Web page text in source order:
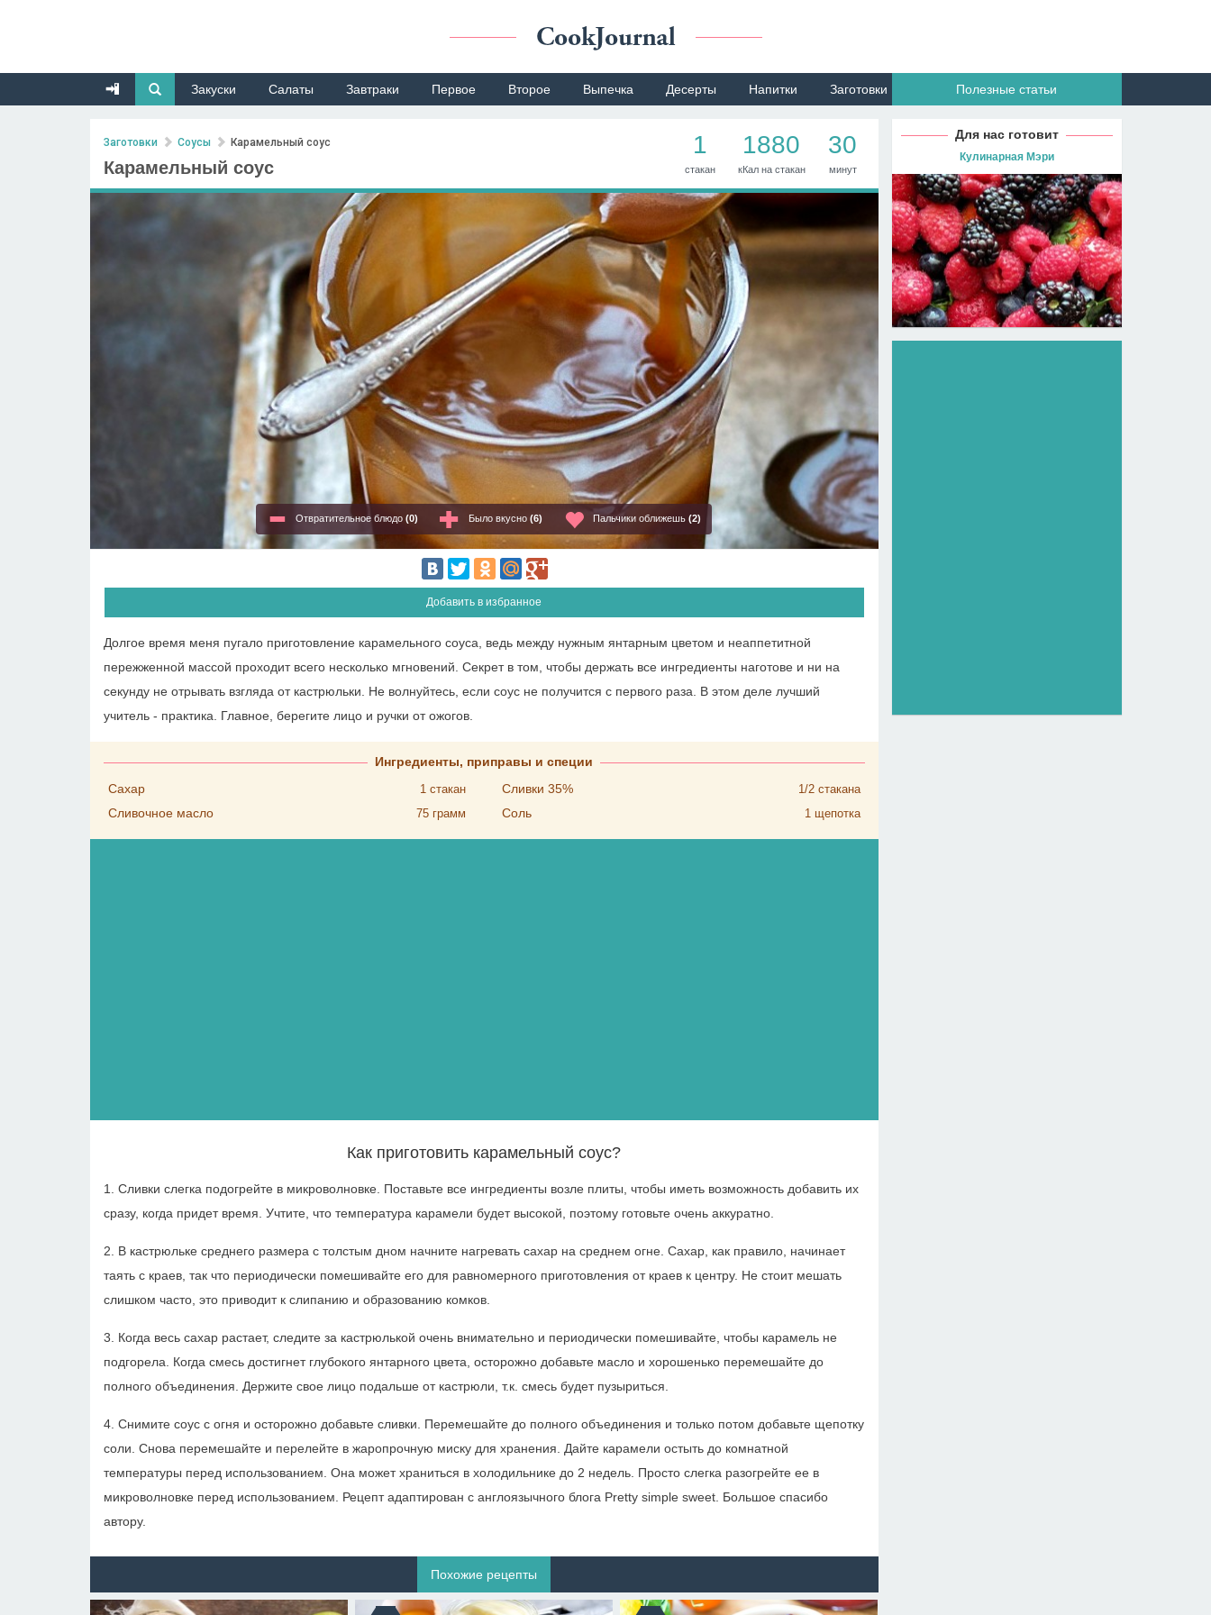
Закуски Салаты Завтраки Первое Второе Выпечка Десерты Напитки Заготовки Полезные статьи
Заготовки Соусы Карамельный соус 1
стакан
1880
кКал на стакан
30
минут
Карамельный соус
Отвратительное блюдо (0) Было вкусно (6) Пальчики оближешь (2)
Добавить в избранное
Долгое время меня пугало приготовление карамельного соуса, ведь между нужным янтарным цветом и неаппетитной
пережженной массой проходит всего несколько мгновений. Секрет в том, чтобы держать все ингредиенты наготове и ни на
секунду не отрывать взгляда от кастрюльки. Не волнуйтесь, если соус не получится с первого раза. В этом деле лучший
учитель - практика. Главное, берегите лицо и ручки от ожогов.
Ингредиенты, приправы и специи
Сахар
1 стакан
Сливочное масло 75 грамм
Сливки 35% 1/2 стакана
Соль 1 щепотка
Как приготовить карамельный соус?
1. Сливки слегка подогрейте в микроволновке. Поставьте все ингредиенты возле плиты, чтобы иметь возможность добавить их
сразу, когда придет время. Учтите, что температура карамели будет высокой, поэтому готовьте очень аккуратно.
2. В кастрюльке среднего размера с толстым дном начните нагревать сахар на среднем огне. Сахар, как правило, начинает
таять с краев, так что периодически помешивайте его для равномерного приготовления от краев к центру. Не стоит мешать
слишком часто, это приводит к слипанию и образованию комков.
3. Когда весь сахар растает, следите за кастрюлькой очень внимательно и периодически помешивайте, чтобы карамель не
подгорела. Когда смесь достигнет глубокого янтарного цвета, осторожно добавьте масло и хорошенько перемешайте до
полного объединения. Держите свое лицо подальше от кастрюли, т.к. смесь будет пузыриться.
4. Снимите соус с огня и осторожно добавьте сливки. Перемешайте до полного объединения и только потом добавьте щепотку
соли. Снова перемешайте и перелейте в жаропрочную миску для хранения. Дайте карамели остыть до комнатной
температуры перед использованием. Она может храниться в холодильнике до 2 недель. Просто слегка разогрейте ее в
микроволновке перед использованием. Рецепт адаптирован с англоязычного блога Pretty simple sweet. Большое спасибо
автору.
Похожие рецепты
Для нас готовит
Кулинарная Мэри